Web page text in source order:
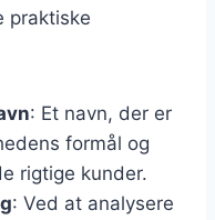
praktiske
: Et navn, der er
formål og
rigtige kunder.
: Ved at analysere